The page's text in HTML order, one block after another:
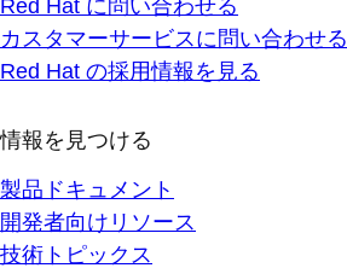
Red Hat に問い合わせる
カスタマーサービスに問い合わせる
Red Hat の採用情報を見る
情報を見つける
製品ドキュメント
開発者向けリソース
技術トピックス